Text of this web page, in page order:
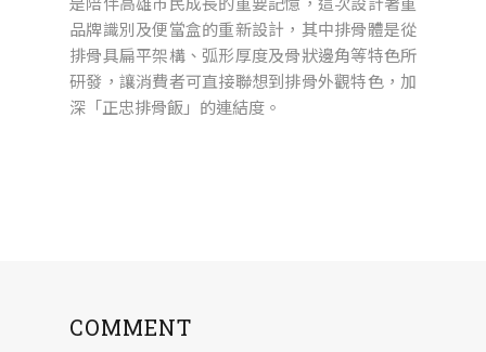
品牌識別及便當盒的重新設計，其中排骨體是從
排骨具扁平架構、弧形厚度及骨狀邊角等特色所
研發，讓消費者可直接聯想到排骨外觀特色，加
深「正忠排骨飯」的連結度。
COMMENT